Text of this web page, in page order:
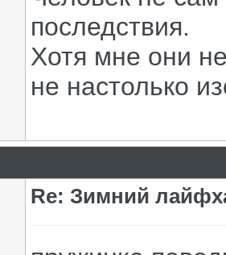
последствия.
Хотя мне они
не настолько
Re: Зимний